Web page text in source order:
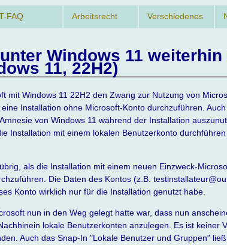
FAQ Arbeitsrecht Verschiedenes
Windows 11
11, 22H2)
mit Windows 11 22H2 den Zwang zur Nutzung von
Installation ohne Microsoft-Konto durchzuführen.
von Windows 11 während der Installation
Installation mit einem lokalen Benutzerkonto
als die Installation mit einem neuen Einzweck-
Die Daten des Kontos (z.B.
Konto wirklich nur für die Installation genutzt habe.
nun in den Weg gelegt hatte war, dass nun
lokale Benutzerkonten anzulegen. Es ist keiner
Auch das Snap-In "Lokale Benutzer und Gruppen"